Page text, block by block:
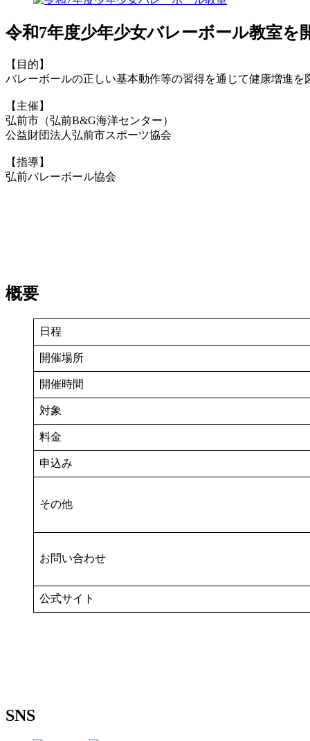
令和7年度少年少女バレーボール教室を
【目的】
バレーボールの正しい基本動作等の習得を通じて健康増進
【主催】
弘前市（弘前B&G海洋センター）
公益財団法人弘前市スポーツ協会
【指導】
弘前バレーボール協会
概要
日程
開催場所
開催時間
対象
料金
申込み
その他
お問い合わせ
公式サイト
SNS